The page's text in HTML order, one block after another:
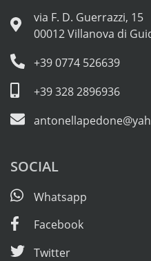
via F. D. Guerrazzi, 15
00012 Villanova di
+39 0774 526639
+39 328 2896936
SOCIAL
Whatsapp
Facebook
Twitter